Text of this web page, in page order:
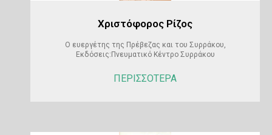
Χριστόφορος Ρίζος
Ο ευεργέτης της Πρέβεζας και του Συρράκου,
Εκδόσεις:Πνευματικό Κέντρο Συρράκου
ΠΕΡΙΣΣΟΤΕΡΑ